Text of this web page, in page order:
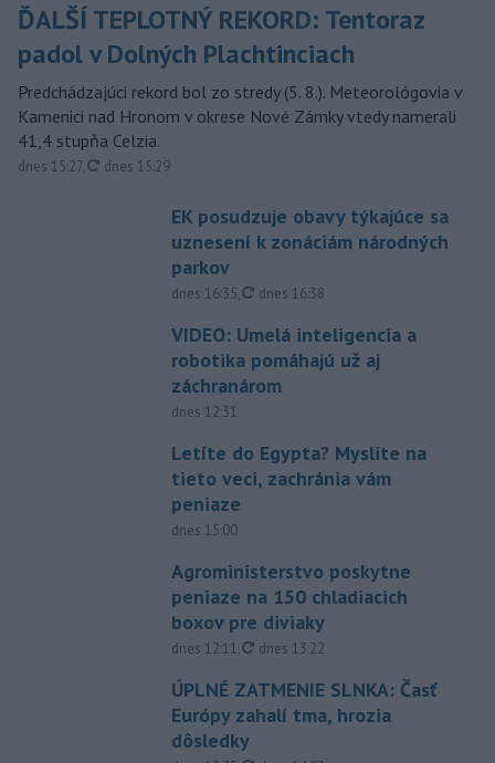
ĎALŠÍ TEPLOTNÝ REKORD: Tentoraz
padol v Dolných Plachtinciach
Predchádzajúci rekord bol zo stredy (5. 8.). Meteorológovia v
Kamenici nad Hronom v okrese Nové Zámky vtedy namerali
41,4 stupňa Celzia.
dnes 15:27, aktualizované
dnes 15:29
EK posudzuje obavy týkajúce sa
uznesení k zonáciám národných
parkov
dnes 16:35, aktualizované
dnes 16:38
VIDEO: Umelá inteligencia a
robotika pomáhajú už aj
záchranárom
dnes 12:31
Letíte do Egypta? Myslite na
tieto veci, zachránia vám
peniaze
dnes 15:00
Agroministerstvo poskytne
peniaze na 150 chladiacich
boxov pre diviaky
dnes 12:11, aktualizované
dnes 13:22
ÚPLNÉ ZATMENIE SLNKA: Časť
Európy zahalí tma, hrozia
dôsledky